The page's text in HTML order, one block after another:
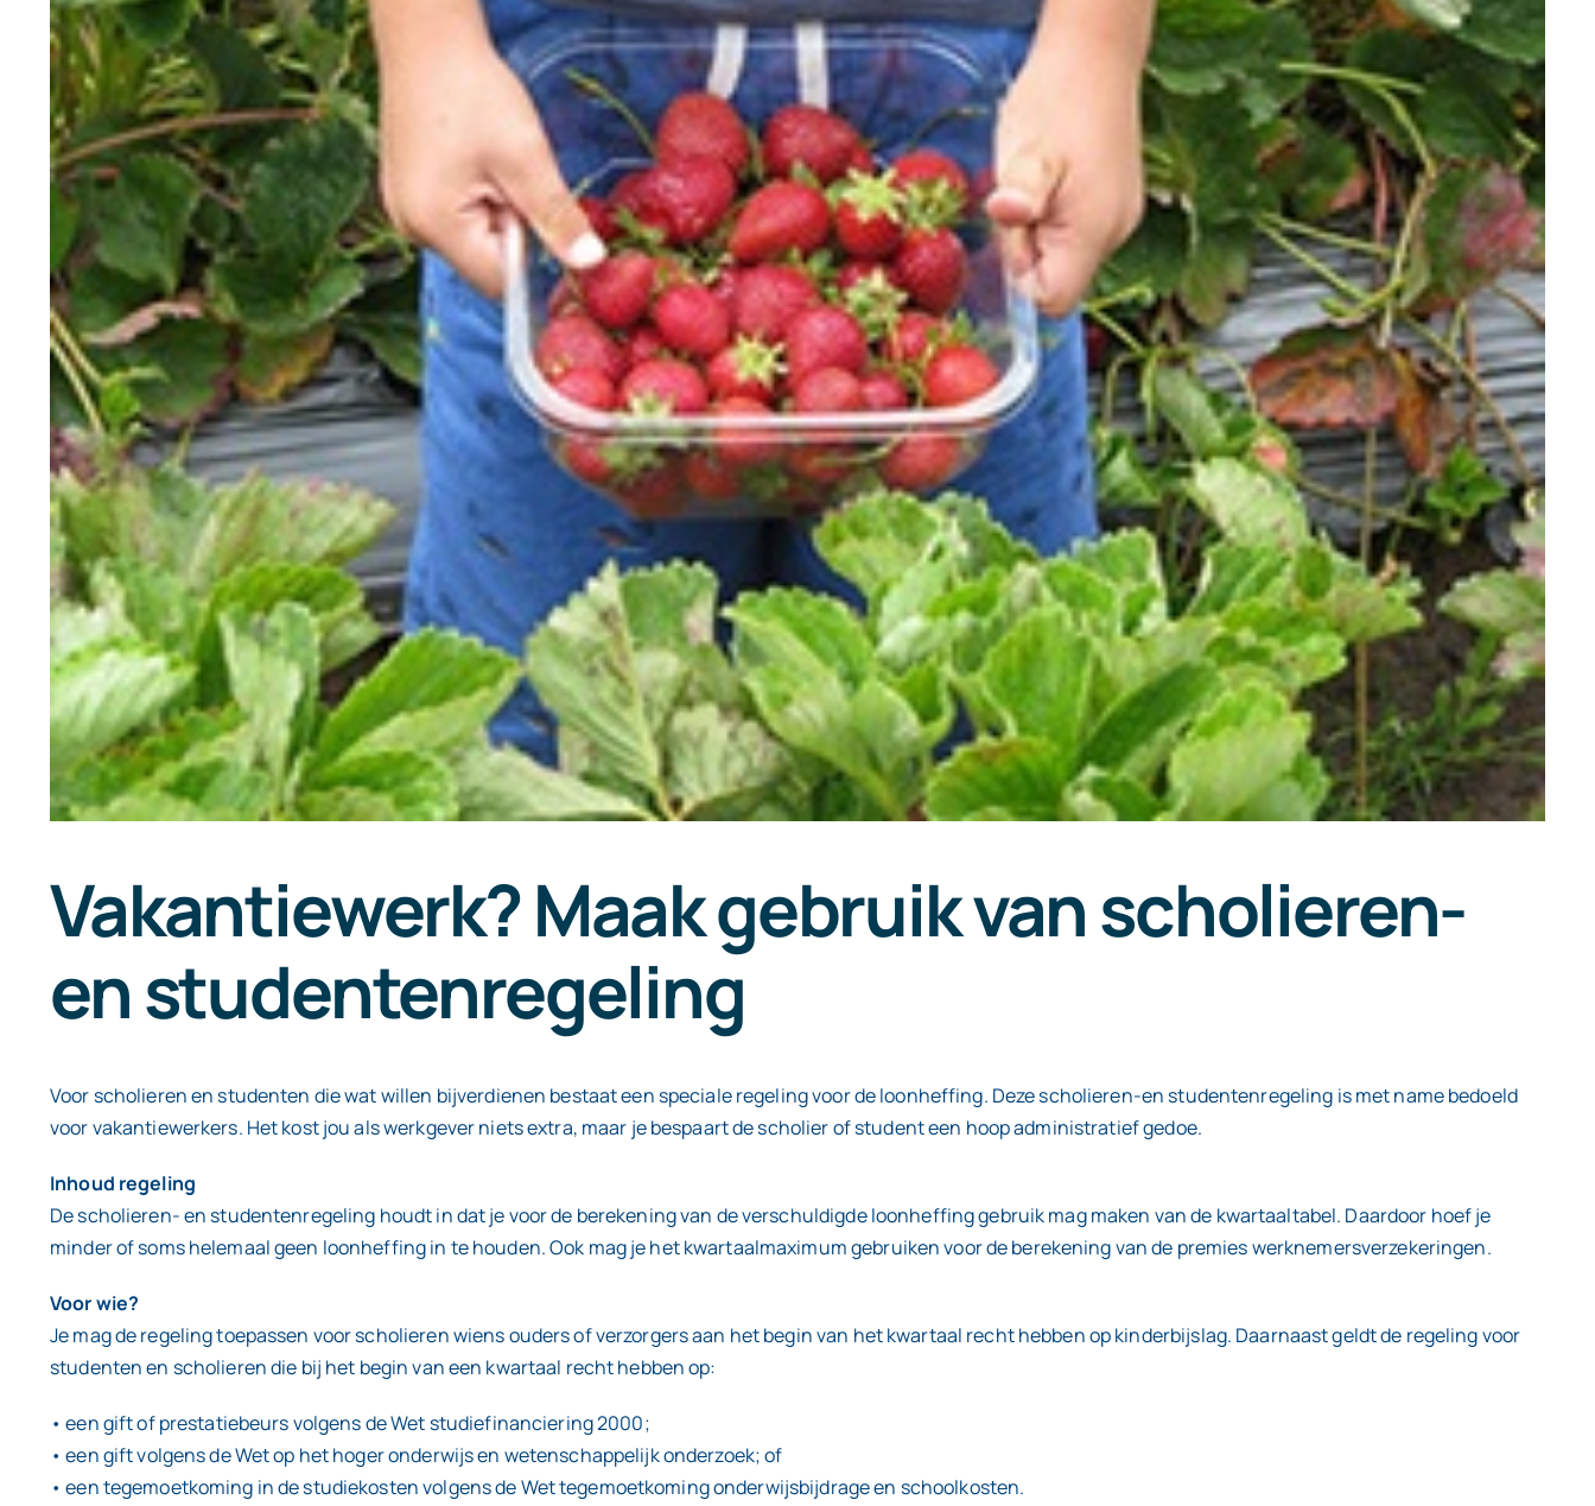
in
de
zomer
Vakantiewerk? Maak gebruik van scholieren-
en studentenregeling
Voor scholieren en studenten die wat willen bijverdienen bestaat een speciale regeling voor de loonheffing. Deze scholieren-en studentenregeling is met name bedoeld
voor vakantiewerkers. Het kost jou als werkgever niets extra, maar je bespaart de scholier of student een hoop administratief gedoe.
Inhoud regeling
De scholieren- en studentenregeling houdt in dat je voor de berekening van de verschuldigde loonheffing gebruik mag maken van de kwartaaltabel. Daardoor hoef je
minder of soms helemaal geen loonheffing in te houden. Ook mag je het kwartaalmaximum gebruiken voor de berekening van de premies werknemersverzekeringen.
Voor wie?
Je mag de regeling toepassen voor scholieren wiens ouders of verzorgers aan het begin van het kwartaal recht hebben op kinderbijslag. Daarnaast geldt de regeling voor
studenten en scholieren die bij het begin van een kwartaal recht hebben op:
• een gift of prestatiebeurs volgens de Wet studiefinanciering 2000;
• een gift volgens de Wet op het hoger onderwijs en wetenschappelijk onderzoek; of
• een tegemoetkoming in de studiekosten volgens de Wet tegemoetkoming onderwijsbijdrage en schoolkosten.